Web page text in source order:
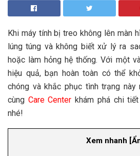
Khi máy tính bị treo không lên màn
lúng túng và không biết xử lý ra
hoặc làm hỏng hệ thống. Với một
hiệu quả, bạn hoàn toàn có thể
chóng và khắc phục tình trạng này
cùng Care Center khám phá chi
nhé!
Xem nhanh [